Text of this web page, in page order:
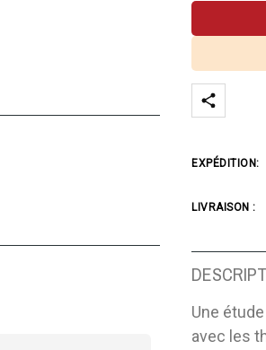
EXPÉDITION:
LIVRAISON :
Une
avec les